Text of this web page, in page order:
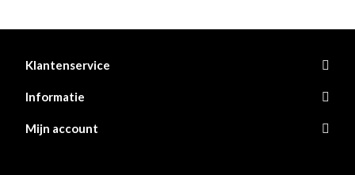
Klantenservice
Informatie
Mijn account